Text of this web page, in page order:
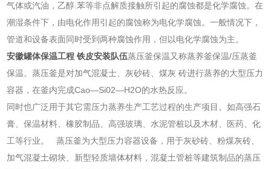
气体或汽油，乙醇.苯等非点解质接触所引起的腐蚀都是化学腐蚀。在
潮湿条件下，由电化作用引起的腐蚀称为电化学腐蚀。一般情况下，
管道和设备表面同时受到两种腐蚀作用，但以电化学腐蚀为主。
安徽罐体保温工程 铁皮安装队伍蒸压釜保温又称蒸养釜保温/压蒸釜
保温。蒸压釜是对加气混凝士、灰砂砖、煤灰 砖进行蒸养的大型压力
容器，在釜内完成Cao—Si02—H2O的水热反应。
同时也广泛用于其它需压力蒸养生产工艺过程的生产项目。如高强石
膏、保温材料、橡胶制品、高强玻璃、水泥管桩以及木材、医药、化
工等行业。 蒸压釜为大型压力容器设备，用于灰砂砖、粉煤灰砖、
加气混凝土砌块、新型轻质墙体材料，混凝土管桩等建筑制品的蒸压